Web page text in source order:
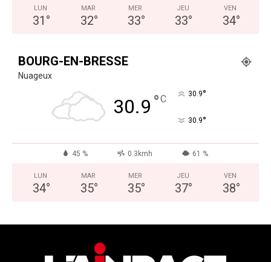
LUN
31 °
MAR
32°
MER
33°
JEU
33°
VEN
34°
BOURG-EN-BRESSE
Nuageux
30.9 °C 30.9°
30.9°
45 % 0.3kmh 61 %
LUN
34°
MAR
35°
MER
35°
JEU
37°
VEN
38°